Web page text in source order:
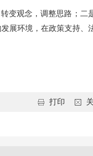
变观念，调整思路；二
展环境，在政策支持、
打印